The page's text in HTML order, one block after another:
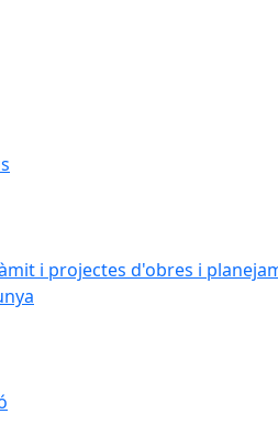
i projectes d'obres i